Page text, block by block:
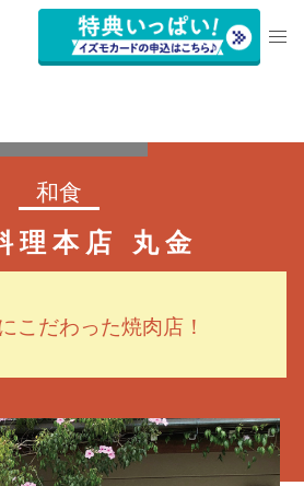
和食
理本店 丸金
こだわった焼肉店！